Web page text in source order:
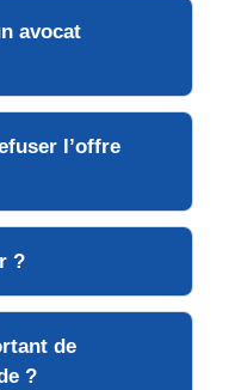
avocat
l’offre
?
de
?